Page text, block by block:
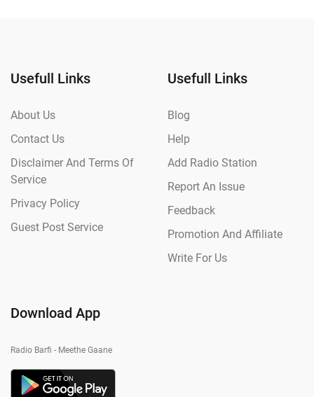
Usefull Links
About Us
Contact Us
Disclaimer And Terms Of
Service
Privacy Policy
Guest Post Service
Usefull Links
Blog
Help
Add Radio Station
Report An Issue
Feedback
Promotion And Affiliate
Write For Us
Download App
Radio Barfi - Meethe Gaane